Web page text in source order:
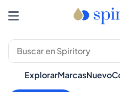
ExplorarMarcasNuevo
Destilados Premium: Whisky,